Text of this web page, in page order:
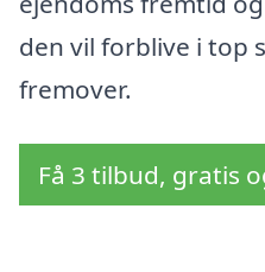
den vil forblive i top
fremover.
Få 3 tilbud, gratis